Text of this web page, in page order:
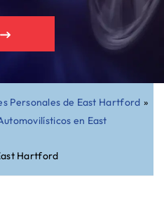
Personales de East Hartford »
en East
Hartford